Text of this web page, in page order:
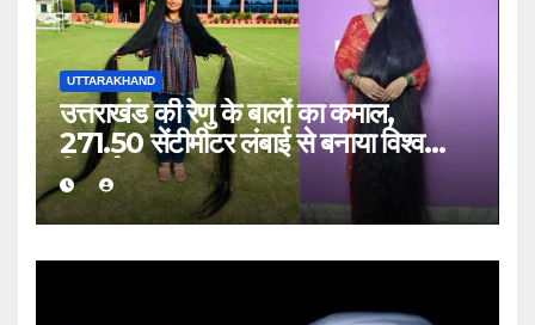
UTTARAKHAND
उत्तराखंड की रेणु के बालों का कमाल,
271.50 सेंटीमीटर लंबाई से बनाया विश्व
रिकॉर्ड